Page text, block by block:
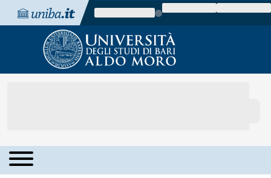
Vai al contenuto
Vai alla navigazione
Vai al footer